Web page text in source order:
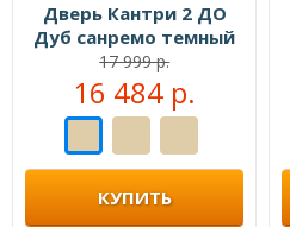
Дверь Кантри 2 ДО
Дуб санремо темный
Фацет
17 999 р.
16 484 р.
КУПИТЬ